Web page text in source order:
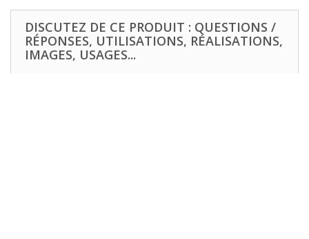
DISCUTEZ DE CE PRODUIT : QUESTIONS /
RÉPONSES, UTILISATIONS, RÉALISATIONS,
IMAGES, USAGES...